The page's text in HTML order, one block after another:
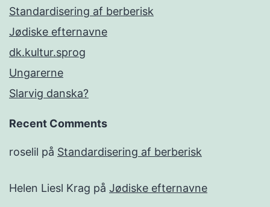
Standardisering af berberisk
Jødiske efternavne
dk.kultur.sprog
Ungarerne
Slarvig danska?
Recent Comments
roselil på Standardisering af berberisk
Helen Liesl Krag på Jødiske efternavne